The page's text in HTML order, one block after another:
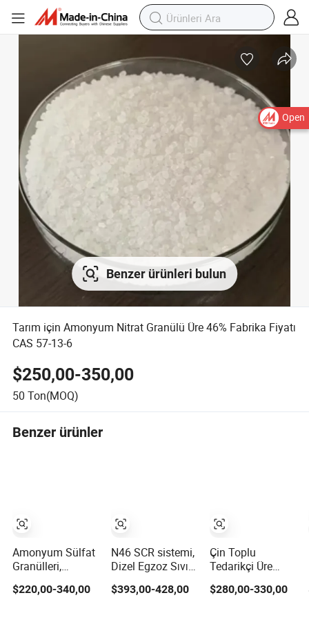
Open
Benzer ürünleri bulun
Tarım için Amonyum Nitrat Granülü Üre 46% Fabrika Fiyatı
CAS 57-13-6
$250,00-350,00
50 Ton(MOQ)
Benzer ürünler
Amonyum Sülfat
Granülleri,
Verimlilik için
Azot ve Kükürt,
$220,00-340,00
N46 SCR sistemi,
Dizel Egzoz Sıvısı
için Otomotiv
Sınıfı Üre Prilleri
$393,00-428,00
Çin Toplu
Tedarikçi Üre
Tarım Kimyasal
Üreticisi 46% Üre
$280,00-330,00